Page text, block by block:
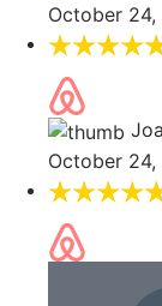
October
October